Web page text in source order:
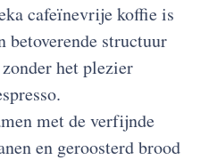
cafeïnevrije koffie is
betoverende structuur
het plezier
met de verfijnde
en geroosterd brood